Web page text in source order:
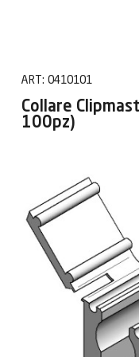
ART: 0410101
Collare
100pz)